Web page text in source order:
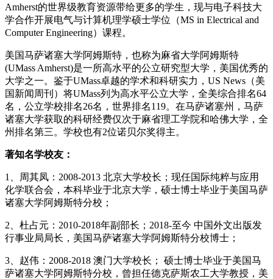
Amherst的世界级教育资源带给更多的学生，现与电子科技大
学合作开展电气与计算机理学硕士学位（MS in Electrical and
Computer Engineering）课程。
美国马萨诸塞大学阿姆斯特，也称为麻省大学阿姆斯特
(UMass Amherst)是一所高水平的公立研究型大学，美国优秀的
大学之一。鉴于UMass卓越的学术和科研实力，US News（美
国新闻周刊）将UMass列为高水平公立大学，全美综合排名64
名，公立学校排名26名，世界排名119。在马萨诸塞州，马萨
诸塞大学获取的科研经费仅次于麻省理工学院和哈佛大学，全
州排名第三。学校也有2位诺贝尔奖得主。
著知名学校友：
1、周其凤：2008-2013 北京大学校长；现任国际纯粹与应用
化学联合会，本科毕业于北京大学，硕士博士毕业于美国马萨
诸塞大学阿姆斯特分校；
2、杜占元：2010-2018年副部长；2018-至今 中国外文出版发
行事业局局长，美国马萨诸塞大学阿姆斯特分校博士；
3、赵伟：2008-2018 澳门大学校长； 硕士博士毕业于美国马
萨诸塞大学阿姆斯特分校，曾担任德克萨斯农工大学教授，美